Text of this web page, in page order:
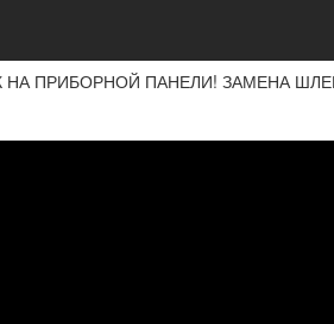
ПРИБОРНОЙ ПАНЕЛИ! ЗАМЕНА